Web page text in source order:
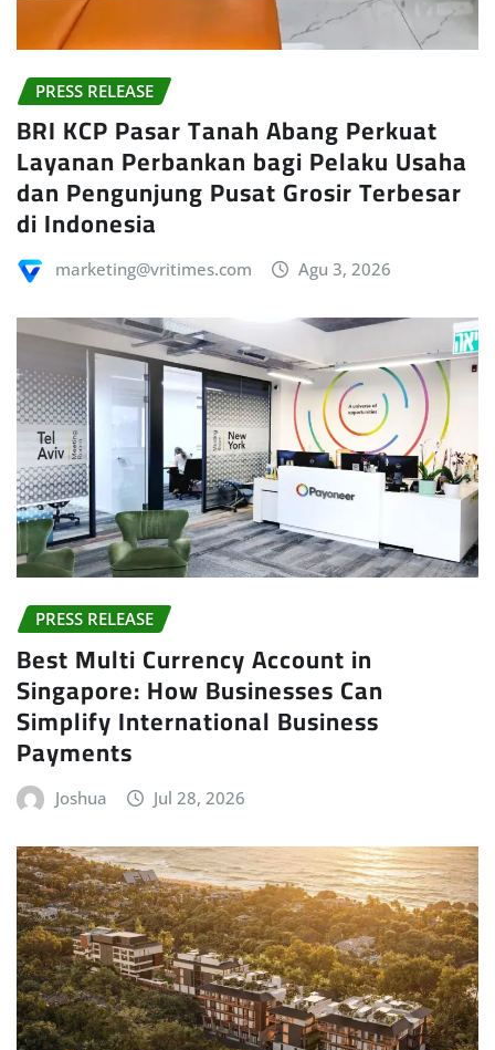
PRESS RELEASE
BRI KCP Pasar Tanah Abang Perkuat
Layanan Perbankan bagi Pelaku Usaha
dan Pengunjung Pusat Grosir Terbesar
di Indonesia
marketing@vritimes.com Agu 3, 2026
PRESS RELEASE
Best Multi Currency Account in
Singapore: How Businesses Can
Simplify International Business
Payments
Joshua Jul 28, 2026